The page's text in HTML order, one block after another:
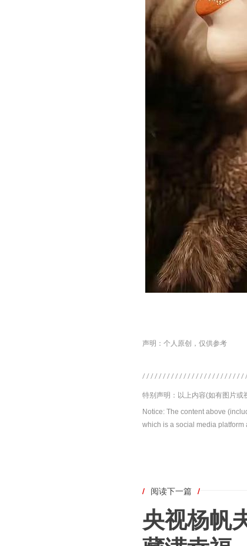
声明：个人原创，仅供参考
特别声明：以上内容(如有图片或
Notice: The content above
which is a social media
/ 阅读下一篇 /
央视杨帆